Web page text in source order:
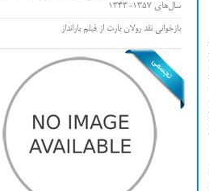
سال‌های 1357-1343
بازخوانی نقد رولان بارت از فیلم بارانداز